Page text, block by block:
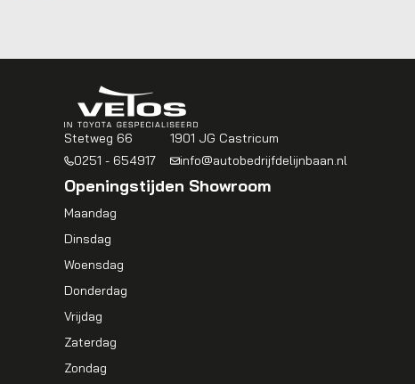
Stetweg 66
1901 JG Castricum
0251 - 654917
info@autobedrijfdelijnbaan.nl
Openingstijden Showroom
Maandag
Dinsdag
Woensdag
Donderdag
Vrijdag
Zaterdag
Zondag